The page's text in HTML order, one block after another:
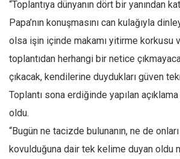
“Toplantıya dünyanın dört bir yanından
Papa’nın konuşmasını can kulağıyla
olsa işin içinde makamı yitirme korkusu
toplantıdan herhangi bir netice
çıkacak, kendilerine duydukları güven
Toplantı sona erdiğinde yapılan
oldu.
“Bugün ne tacizde bulunanın, ne de
kovulduğuna dair tek kelime duyan oldu